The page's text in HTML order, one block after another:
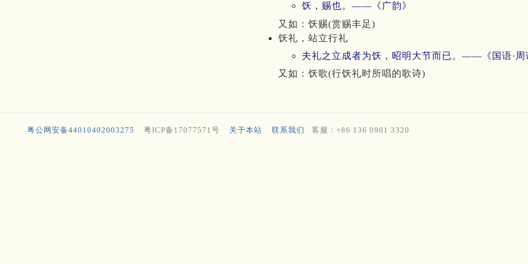
饫，赐也。——《广韵》
又如：饫赐(赏赐丰足)
饫礼，站立行礼
夫礼之立成者为饫，昭明大节而已。——《国语·周
又如：饫歌(行饫礼时所唱的歌诗)
粤公网安备44010402003275 粤ICP备17077571号 关于本站 联系我们 客服：+86 136 0901 3320